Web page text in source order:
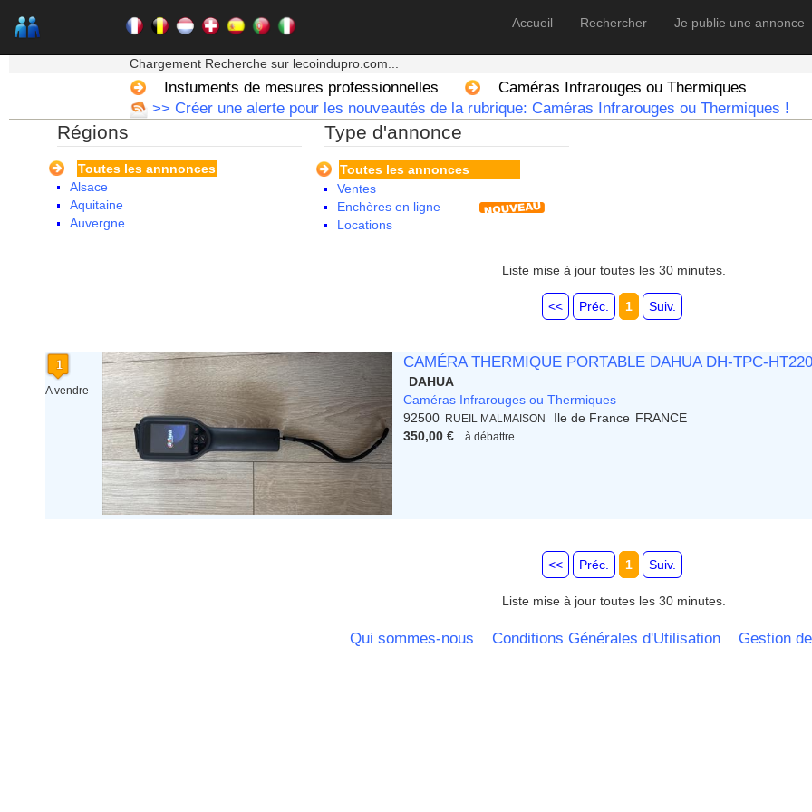
Accueil Rechercher Je publie une annonce
Chargement Recherche sur lecoindupro.com...
Instuments de mesures professionnelles
Caméras Infrarouges ou Thermiques
>> Créer une alerte pour les nouveautés de la rubrique: Caméras Infrarouges ou Thermiques !
Régions
Toutes les annnonces
Alsace
Aquitaine
Auvergne
Franche Comte - Suisse
Guadeloupe
Guyane
Haute Normandie
Ile de France
La Réunion
Languedoc Roussillon
Limousin
Lorraine
Martinique
Type d'annonce
Toutes les annonces
Ventes
Enchères en ligne
Locations
Liste mise à jour toutes les 30 minutes.
<< Préc. 1 Suiv.
A vendre
CAMÉRA THERMIQUE PORTABLE DAHUA DH-TPC-
DAHUA
Caméras Infrarouges ou Thermiques
92500
RUEIL MALMAISON Ile de France FRANCE
350,00 €
à débattre
<< Préc. 1 Suiv.
Liste mise à jour toutes les 30 minutes.
Qui sommes-nous Conditions Générales d'Utilisation Gestion